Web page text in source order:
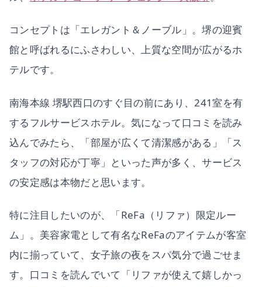
コンセプトは「エレガント＆ノーブル」。堺の迎賓
館と呼ばれるにふさわしい、上質な空間が広がるホ
テルです。
南海本線 堺駅西口のすぐ目の前にあり、241室を有
するフルサービスホテル。気になって口コミを読み
込んでみたら、「部屋が広くて清潔感がある」「ス
タッフの対応が丁寧」といった声が多く、サービス
の安定感は本物だと思います。
特に注目したいのが、「ReFa（リファ）限定ルー
ム」。美容家電として有名なReFaのアイテムが客室
内に揃っていて、女子旅の夜をスパ気分で過ごせま
す。口コミを読んでいて「リファが使えて嬉しかっ